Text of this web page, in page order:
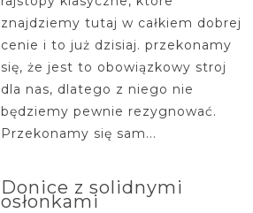
znajdziemy tutaj w całkiem dobrej
cenie i to już dzisiaj. przekonamy
się, że jest to obowiązkowy stroj
dla nas, dlatego z niego nie
będziemy pewnie rezygnować.
Przekonamy się sam...
Donice z solidnymi
osłonkami